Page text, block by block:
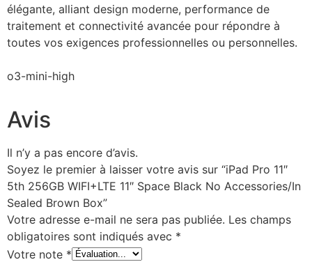
élégante, alliant design moderne, performance de
traitement et connectivité avancée pour répondre à
toutes vos exigences professionnelles ou personnelles.
o3-mini-high
Avis
Il n’y a pas encore d’avis.
Soyez le premier à laisser votre avis sur “iPad Pro 11″
5th 256GB WIFI+LTE 11″ Space Black No Accessories/In
Sealed Brown Box”
Votre adresse e-mail ne sera pas publiée. Les champs
obligatoires sont indiqués avec *
Votre note *